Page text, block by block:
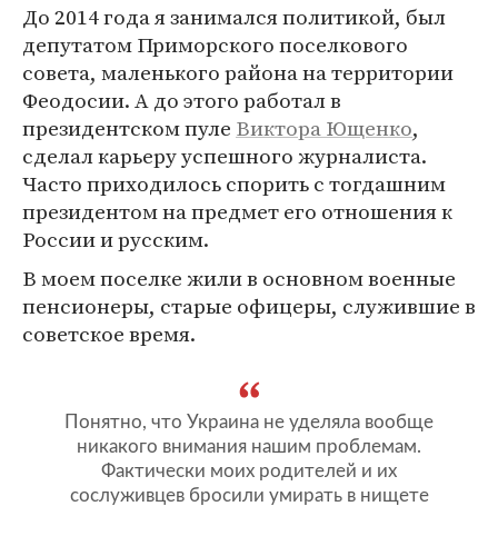
До 2014 года я занимался политикой, был
депутатом Приморского поселкового
совета, маленького района на территории
Феодосии. А до этого работал в
президентском пуле Виктора Ющенко,
сделал карьеру успешного журналиста.
Часто приходилось спорить с тогдашним
президентом на предмет его отношения к
России и русским.
В моем поселке жили в основном военные
пенсионеры, старые офицеры, служившие в
советское время.
Понятно, что Украина не уделяла вообще
никакого внимания нашим проблемам.
Фактически моих родителей и их
сослуживцев бросили умирать в нищете